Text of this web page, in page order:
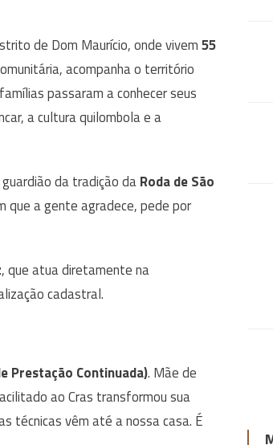
de Dom Maurício, onde vivem55
acompanha o território
passaram a conhecer seus
a cultura quilombola e a
da tradição daRoda de São
que a gente agradece, pede por
, que atua diretamente na
cadastral.
Prestação Continuada). Mãe de
ao Cras transformou sua
técnicas vêm até a nossa casa. É